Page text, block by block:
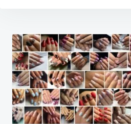
Навигация
по
записям